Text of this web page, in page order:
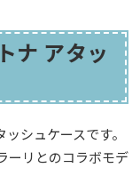
ナ アタッ
シュケースです。
ーリとのコラボモデ